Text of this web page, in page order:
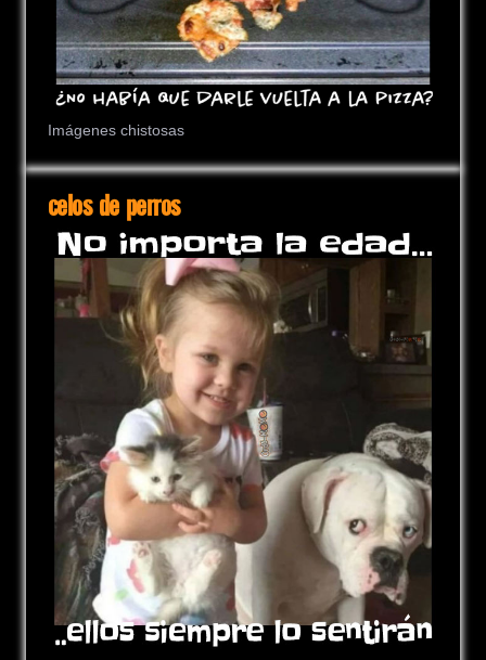
Imágenes chistosas
celos de perros